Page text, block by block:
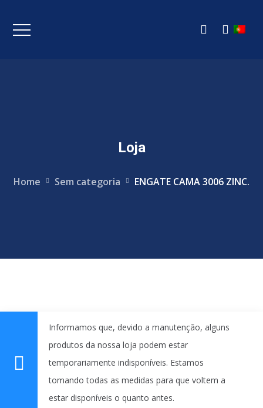
Loja
Home Sem categoria ENGATE CAMA 3006 ZINC.
Informamos que, devido a manutenção, alguns
produtos da nossa loja podem estar
temporariamente indisponíveis. Estamos
tomando todas as medidas para que voltem a
estar disponíveis o quanto antes.